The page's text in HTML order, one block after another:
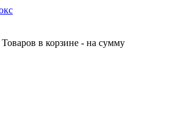
Товаров в корзине - на сумму